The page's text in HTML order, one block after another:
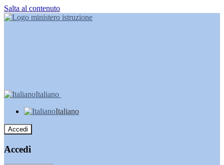
Salta al contenuto
Italiano
Italiano
Accedi
Accedi